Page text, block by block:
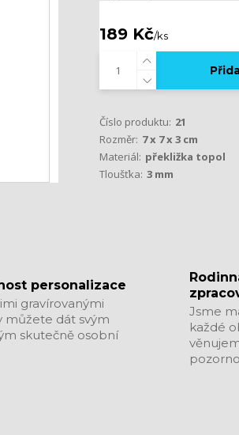
189 Kč/ks
Číslo produktu: 21
Rozměr: 7 x 7 x 3 cm
Materiál: překližka topol
Tloušťka: 3 mm
personalizace
gravírovanými
můžete dát svým
skutečně osobní
Jsme
každé